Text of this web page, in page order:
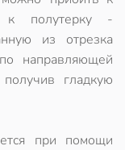
к полутерку -
из отрезка
направляющей
гладкую
при помощи